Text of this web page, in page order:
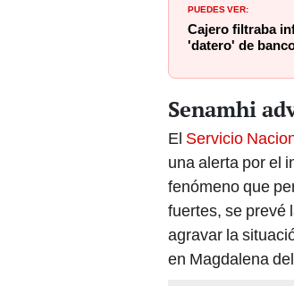
PUEDES VER:
Cajero filtraba
'datero' de
Senamhi
El Servicio
una alerta por el
fenómeno que
fuertes, se prevé
agravar la
en Magdalena